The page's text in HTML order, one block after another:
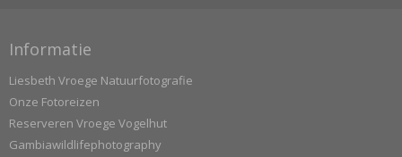
Informatie
Liesbeth Vroege Natuurfotografie
Onze Fotoreizen
Reserveren Vroege Vogelhut
Gambiawildlifephotography